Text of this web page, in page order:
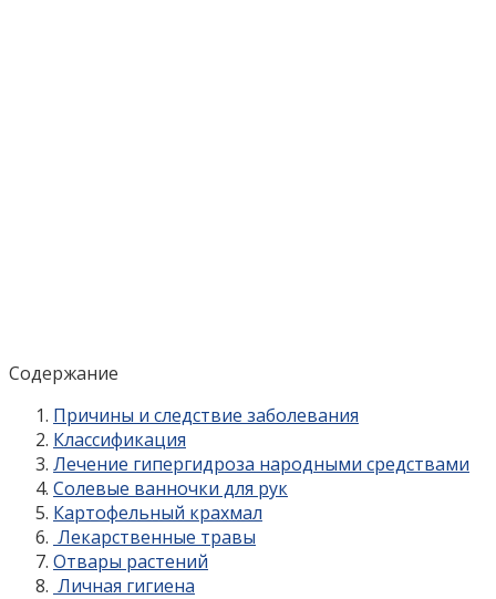
Содержание
Причины и следствие заболевания
Классификация
Лечение гипергидроза народными средствами
Солевые ванночки для рук
Картофельный крахмал
Лекарственные травы
Отвары растений
Личная гигиена